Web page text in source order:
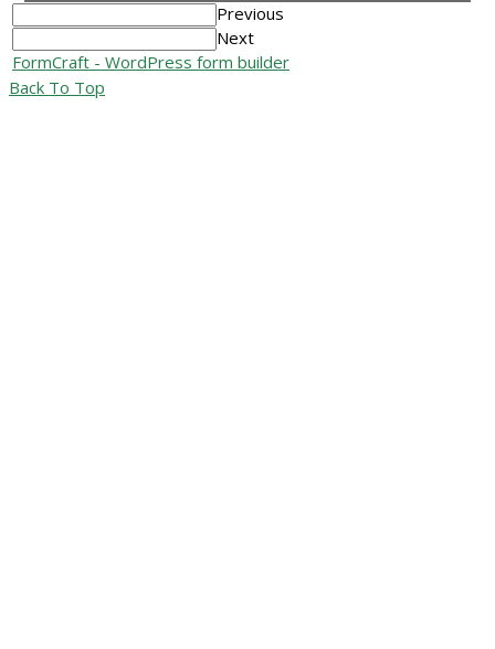
Previous
Next
FormCraft - WordPress form builder
Back To Top